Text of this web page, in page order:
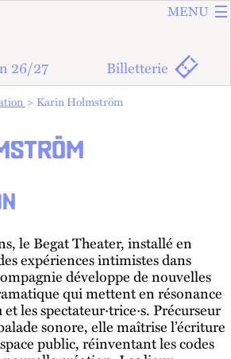
ALLER
ALLER
MENU
26/27 Billetterie
Karin Holmström
le Begat Theater, installé en
expériences intimistes dans
développe de nouvelles
qui mettent en résonance
les spectateur·trice·s. Précurseur
sonore, elle maîtrise l’écriture
public, réinventant les codes